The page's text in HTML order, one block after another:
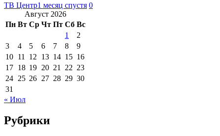
ТВ Центр1 месяц спустя 0
Август 2026
Пн Вт Ср Чт Пт Сб Вс
1
2
3
4 5 6 7 8
9
10 11 12 13 14 15 16
17 18 19 20 21 22 23
24 25 26 27 28 29 30
31
« Июл
Рубрики